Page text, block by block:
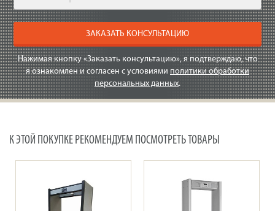
ЗАКАЗАТЬ КОНСУЛЬТАЦИЮ
Нажимая кнопку «Заказать консультацию», я подтверждаю, что
я ознакомлен и согласен с условиями политики обработки
персональных данных.
К ЭТОЙ ПОКУПКЕ РЕКОМЕНДУЕМ ПОСМОТРЕТЬ ТОВАРЫ